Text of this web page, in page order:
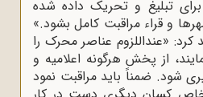
تبلیغ و تحریک داده شده
و قراء مراقبت کامل بشود.»
«عنداللزوم عناصر محرک را
از پخش هرگونه اعلامیه و
شود. ضمناً باید مراقبت نمود